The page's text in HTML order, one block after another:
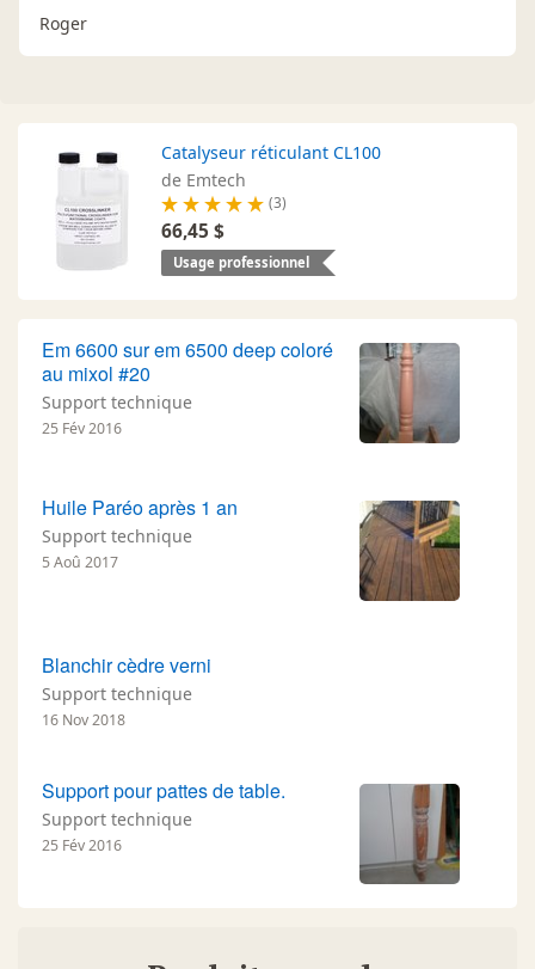
Roger
Catalyseur réticulant CL100
de Emtech
(3)
66,45 $
Usage professionnel
Em 6600 sur em 6500 deep coloré
au mixol #20
Support technique
25 Fév 2016
Huile Paréo après 1 an
Support technique
5 Aoû 2017
Blanchir cèdre verni
Support technique
16 Nov 2018
Support pour pattes de table.
Support technique
25 Fév 2016